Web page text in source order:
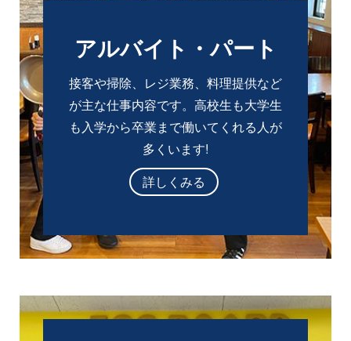
アルバイト・パート
接客や掃除、レジ業務、料理提供など
が主な仕事内容です。高校生も大学生
も入学から卒業まで働いてくれる人が
多くいます!
詳しくみる